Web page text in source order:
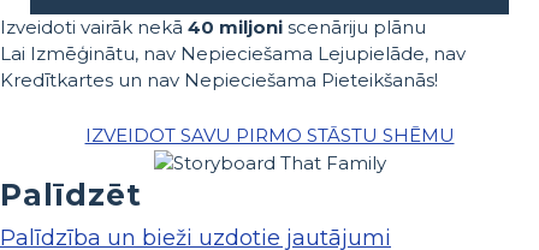
Izveidoti vairāk nekā 40 miljoni scenāriju plānu
Lai Izmēģinātu, nav Nepieciešama Lejupielāde, nav
Kredītkartes un nav Nepieciešama Pieteikšanās!
IZVEIDOT SAVU PIRMO STĀSTU SHĒMU
Palīdzēt
Palīdzība un bieži uzdotie jautājumi